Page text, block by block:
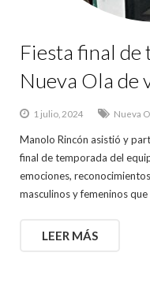
Fiesta final de
Nueva Ola de
1 julio, 2024 Nueva
Manolo Rincón asistió y
final de temporada del
emociones,
masculinos y femeninos
LEER MÁS